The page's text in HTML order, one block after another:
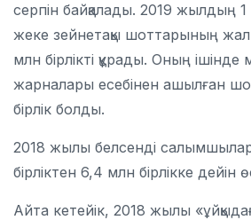
серпін байқалады. 2019 жылдың 1
жеке зейнетақы шоттарының
млн бірлікті құрады. Оның ішінде
жарналары есебінен ашылған
бірлік болды.
2018 жылы белсенді
бірліктен 6,4 млн бірлікке дейін
Айта кетейік, 2018 жылы